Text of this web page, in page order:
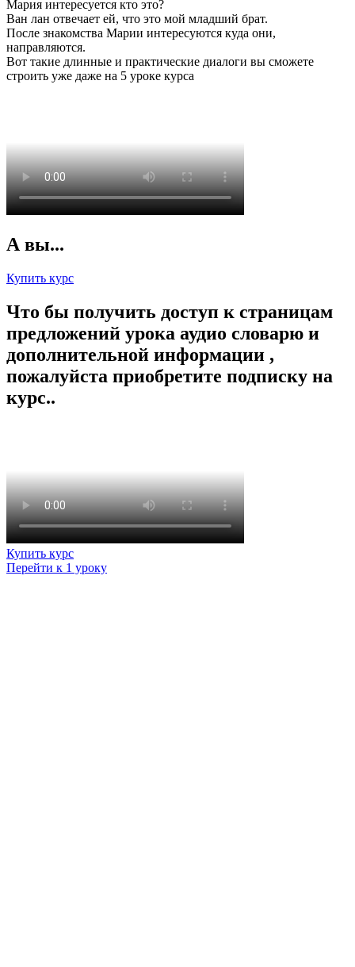
Мария интересуется кто это?
Ван лан отвечает ей, что это мой младший брат.
После знакомства Марии интересуются куда они,
направляются.
Вот такие длинные и практические диалоги вы сможете
строить уже даже на 5 уроке курса
А вы...
Купить курс
Что бы получить доступ к страницам
предложений урока аудио словарю и
дополнительной информации ,
пожалуйста приобрети́те подписку на
курс..
Купить курс
Перейти к 1 уроку